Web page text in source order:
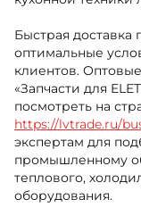
Быстрая
оптимальные
клиентов.
«Запчасти для
посмотреть на
https://lvtrade.ru/
экспертам для
промышленному
теплового,
оборудования.